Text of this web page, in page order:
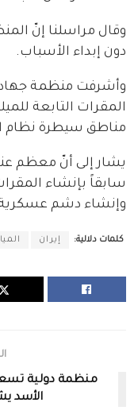
وقال مراسلنا إنّ
دون إبداء الأسباب.
وأشرفت منظمة جهاد
المقرات التابعة
مناطق سيطرة نظام
يشار إلى أنّ معظم
سابقاً بإنشاء
وإنشاء دشم عسكرية
كلمات دلالية: إيران
منظمة دولية
الأسد